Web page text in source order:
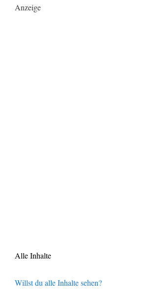
Anzeige
Alle Inhalte
Willst du alle Inhalte sehen?